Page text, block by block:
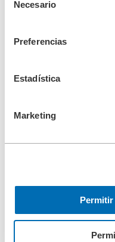
Necesario
Preferencias
Estadística
Marketing
Ferrocarril
Havelländische